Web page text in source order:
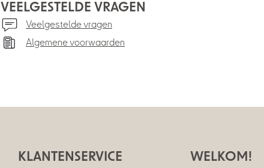
VEELGESTELDE VRAGEN
Veelgestelde vragen
Algemene voorwaarden
KLANTENSERVICE WELKOM!